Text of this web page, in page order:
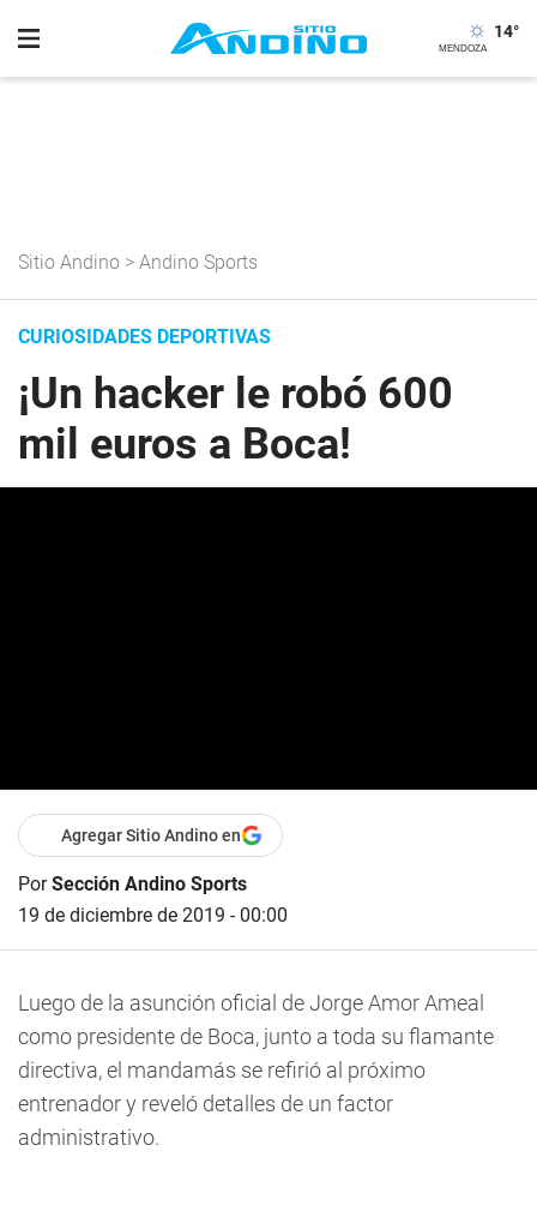
14°
Sitio Andino > Andino Sports
CURIOSIDADES DEPORTIVAS
¡Un hacker le robó 600
mil euros a Boca!
Agregar Sitio Andino en
PorSección Andino Sports
19 de diciembre de 2019 - 00:00
Luego de la asunción oficial de Jorge Amor Ameal
como presidente de Boca, junto a toda su flamante
directiva, el mandamás se refirió al próximo
entrenador y reveló detalles de un factor
administrativo.